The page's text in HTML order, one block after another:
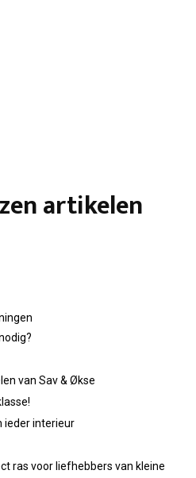
artikelen
van Sav & Økse
ieder interieur
ras voor liefhebbers van kleine